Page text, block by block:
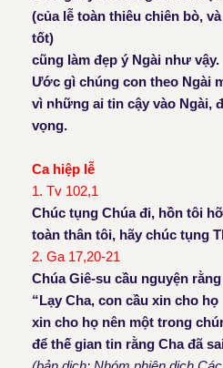
(của lễ toàn thiêu chiên bò,
tốt)
cũng làm đẹp ý Ngài như vậy.
Ước gì chúng con theo Ngài
vì những ai tin cậy vào Ngài,
vọng.
Ca hiệp lễ
1. Tv 102,1
Chúc tụng Chúa đi, hồn tôi
toàn thân tôi, hãy chúc tụng
2. Ga 17,20-21
Chúa Giê-su cầu nguyện rằng
“Lạy Cha, con cầu xin cho họ
xin cho họ nên một trong
để thế gian tin rằng Cha đã